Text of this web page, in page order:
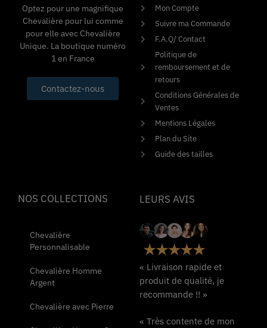
Optez pour une magnifique
Chevalière pour lui comme
pour elle avec Chevalière
Unique. La boutique numéro
1 en France
Contactez-nous
Mon Compte
Suivre ma Commande
F.A.Q/ Contact
Politique de
remboursement et de
retours
Conditions Générales de
Ventes
Mentions Légales
Plan du Site
Guide des tailles
NOS COLLECTIONS
Chevalière
Personnalisable
Chevalière Homme
Argent
Chevalière avec Pierre
LEURS AVIS
« Livraison rapide et
produit de qualité, je
recommande !! »
« Très contente de mon